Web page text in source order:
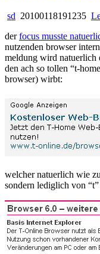
sd 20100118191235
derfocus musste
nutzenden browser
meldung wird natuerlich
den ach so tollen “t-
browser) wirbt:
welcher natuerlich wie
sondern lediglich von